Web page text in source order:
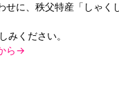
に、秩父特産「しゃく
みください。
ら→